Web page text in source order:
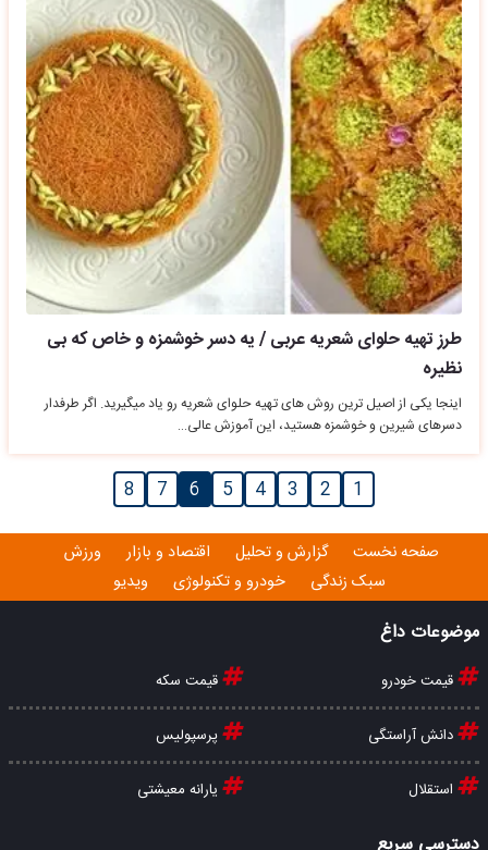
طرز تهیه حلوای شعریه عربی / یه دسر خوشمزه و خاص که بی
نظیره
اینجا یکی از اصیل ترین روش های تهیه حلوای شعریه رو یاد میگیرید. اگر طرفدار
دسرهای شیرین و خوشمزه هستید، این آموزش عالی…
1
2
3
4
5
6
7
8
صفحه نخست گزارش و تحلیل اقتصاد و بازار
ورزش
سبک زندگی
خودرو و تکنولوژی ویدیو
موضوعات داغ
قیمت خودرو قیمت سکه
دانش آراستگی پرسپولیس
استقلال یارانه معیشتی